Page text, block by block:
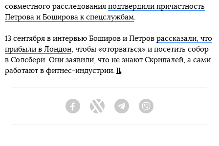
совместного расcледования подтвердили причастность
Петрова и Боширова к спецслужбам
13 сентября в интервью Боширов и Петров рассказали, что
прибыли в Лондон , чтобы «оторваться» и посетить собор
в Солсбери. Они заявили, что не знают Скрипалей, а сами
работают в фитнес-индустрии.
FacebookTwitter Telegram